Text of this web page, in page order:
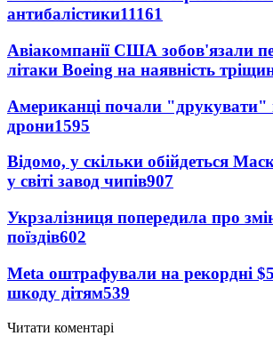
антибалістики11161
Авіакомпанії США зобов'язали
літаки Boeing на наявність
Американці почали "друкувати"
дрони1595
Відомо, у скільки обійдеться
у світі завод чипів907
Укрзалізниця попередила про
поїздів602
Meta оштрафували на рекордні
шкоду дітям539
Читати коментарі